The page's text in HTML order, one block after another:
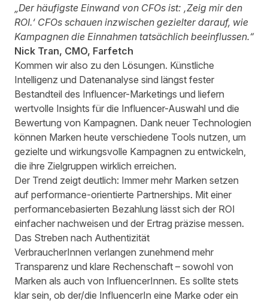
„Der häufigste Einwand von CFOs ist: ‚Zeig mir den
ROI.‘ CFOs schauen inzwischen gezielter darauf, wie
Kampagnen die Einnahmen tatsächlich beeinflussen.“
Nick Tran, CMO, Farfetch
Kommen wir also zu den Lösungen. Künstliche
Intelligenz und Datenanalyse sind längst fester
Bestandteil des Influencer-Marketings und liefern
wertvolle Insights für die Influencer-Auswahl und die
Bewertung von Kampagnen. Dank neuer Technologien
können Marken heute verschiedene Tools nutzen, um
gezielte und wirkungsvolle Kampagnen zu entwickeln,
die ihre Zielgruppen wirklich erreichen.
Der Trend zeigt deutlich: Immer mehr Marken setzen
auf performance-orientierte Partnerships. Mit einer
performancebasierten Bezahlung lässt sich der ROI
einfacher nachweisen und der Ertrag präzise messen.
Das Streben nach Authentizität
VerbraucherInnen verlangen zunehmend mehr
Transparenz und klare Rechenschaft – sowohl von
Marken als auch von InfluencerInnen. Es sollte stets
klar sein, ob der/die InfluencerIn eine Marke oder ein